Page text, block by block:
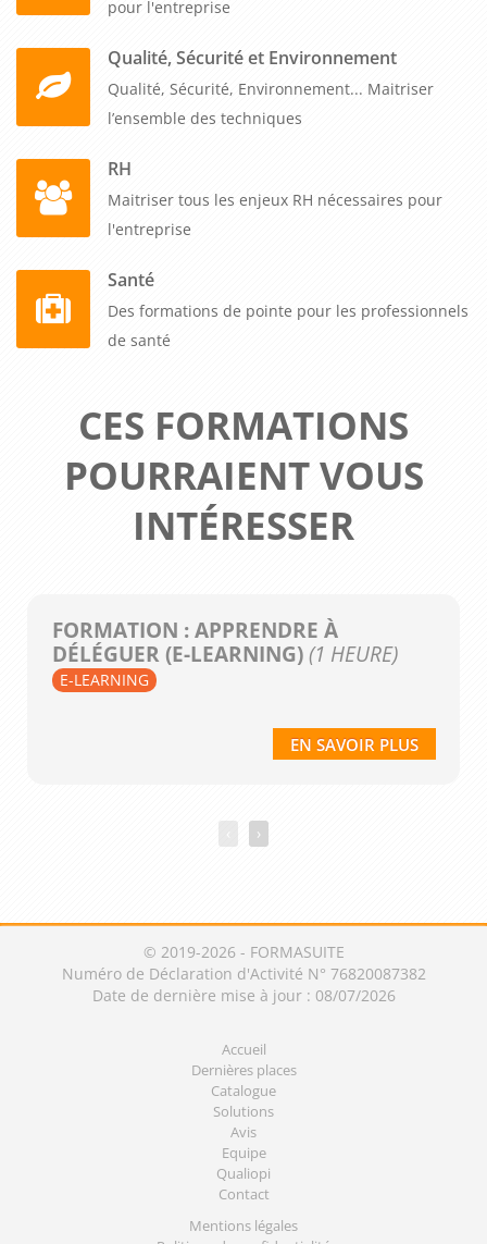
pour l'entreprise
Qualité, Sécurité et Environnement
Qualité, Sécurité, Environnement... Maitriser
l’ensemble des techniques
RH
Maitriser tous les enjeux RH nécessaires pour
l'entreprise
Santé
Des formations de pointe pour les professionnels
de santé
CES FORMATIONS
POURRAIENT VOUS
INTÉRESSER
FORMATION : APPRENDRE À
DÉLÉGUER (E-LEARNING)(1 HEURE)
E-LEARNING
EN SAVOIR PLUS
›
© 2019-2026 - FORMASUITE
Numéro de Déclaration d'Activité N° 76820087382
Date de dernière mise à jour : 08/07/2026
Accueil
Dernières places
Catalogue
Solutions
Avis
Equipe
Qualiopi
Contact
Mentions légales